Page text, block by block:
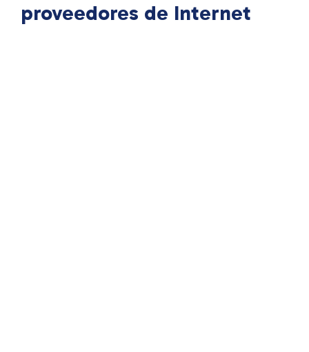
proveedores de Internet